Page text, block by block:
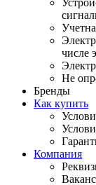
числе
Не
Бренды
Как купить
Компания